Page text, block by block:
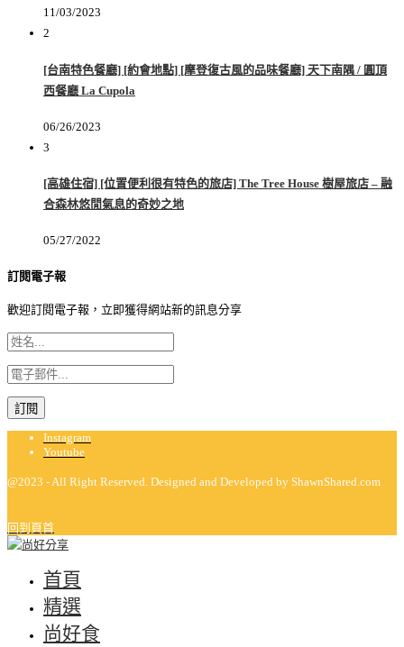
11/03/2023
2
[台南特色餐廳] [約會地點] [摩登復古風的品味餐廳] 天下南隅 / 圓頂
西餐廳 La Cupola
06/26/2023
3
[高雄住宿] [位置便利很有特色的旅店] The Tree House 樹屋旅店 – 融
合森林悠閒氣息的奇妙之地
05/27/2022
訂閱電子報
歡迎訂閱電子報，立即獲得網站新的訊息分享
Instagram
Youtube
@2023 - All Right Reserved. Designed and Developed by ShawnShared.com
回到頁首
首頁
精選
尚好食